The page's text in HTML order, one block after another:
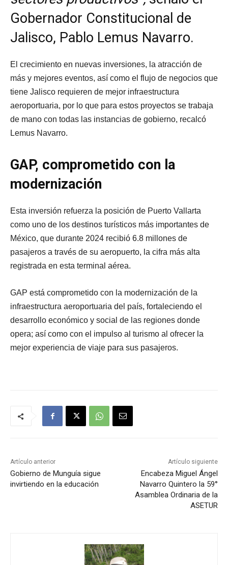
Gobernador Constitucional de
Jalisco, Pablo Lemus Navarro.
El crecimiento en nuevas inversiones, la atracción de
más y mejores eventos, así como el flujo de negocios que
tiene Jalisco requieren de mejor infraestructura
aeroportuaria, por lo que para estos proyectos se trabaja
de mano con todas las instancias de gobierno, recalcó
Lemus Navarro.
GAP, comprometido con la
modernización
Esta inversión refuerza la posición de Puerto Vallarta
como uno de los destinos turísticos más importantes de
México, que durante 2024 recibió 6.8 millones de
pasajeros a través de su aeropuerto, la cifra más alta
registrada en esta terminal aérea.
GAP está comprometido con la modernización de la
infraestructura aeroportuaria del país, fortaleciendo el
desarrollo económico y social de las regiones donde
opera; así como con el impulso al turismo al ofrecer la
mejor experiencia de viaje para sus pasajeros.
Artículo anterior
Gobierno de Munguía sigue
invirtiendo en la educación
Artículo siguiente
Encabeza Miguel Ángel
Navarro Quintero la 59°
Asamblea Ordinaria de la
ASETUR